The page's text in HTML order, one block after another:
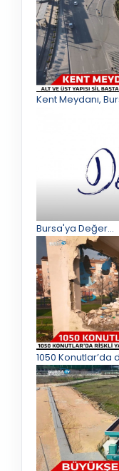
Kent Meydanı,
Bursa'ya Değer...
1050